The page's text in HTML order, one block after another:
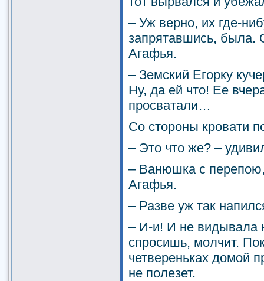
– Уж верно, их где-
запрятавшись, была.
Агафья.
– Земский Егорку
Ну, да ей что! Ее
просватали…
Со стороны кровати
– Это что же? –
– Ванюшка с
Агафья.
– Разве уж так
– И-и! И не видывала
спросишь, молчит.
четвереньках домой
не полезет.